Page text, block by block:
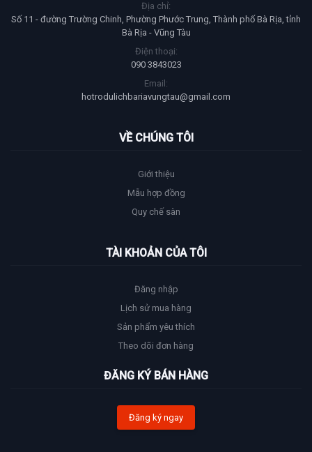
Địa chỉ:
Số 11 - đường Trường Chinh, Phường Phước Trung, Thành phố Bà Rịa, tỉnh
Bà Rịa - Vũng Tàu
Điện thoại:
090 3843023
Email:
hotrodulichbariavungtau@gmail.com
VỀ CHÚNG TÔI
Giới thiệu
Mẫu hợp đồng
Quy chế sàn
TÀI KHOẢN CỦA TÔI
Đăng nhập
Lịch sử mua hàng
Sản phẩm yêu thích
Theo dõi đơn hàng
ĐĂNG KÝ BÁN HÀNG
Đăng ký ngay